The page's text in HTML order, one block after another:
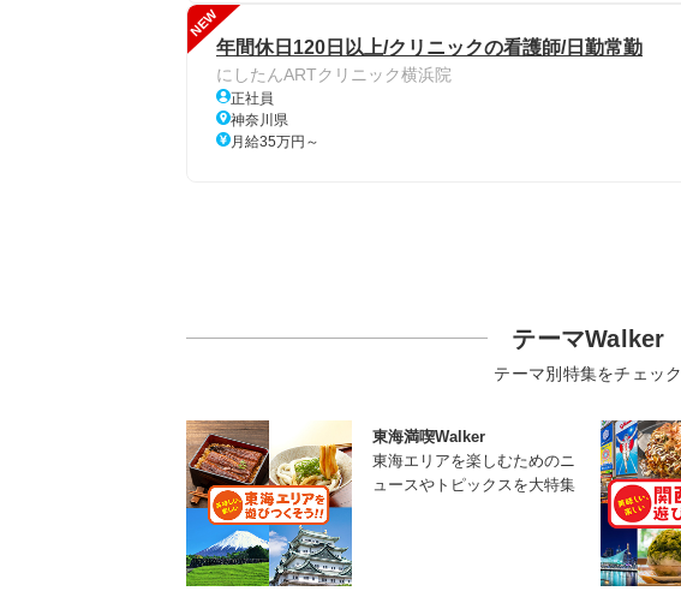
NEW
年間休日120日以上/クリニックの看護師/日勤常勤
にしたんARTクリニック横浜院
正社員
神奈川県
月給35万円～
テーマWalker
テーマ別特集をチェック
東海満喫Walker
東海エリアを楽しむためのニ
ュースやトピックスを大特集